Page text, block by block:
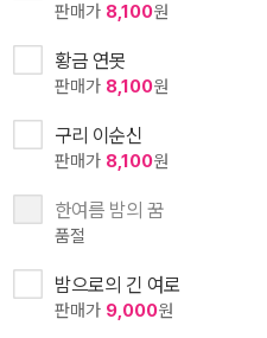
판매가 8,100원
황금 연못
판매가 8,100원
구리 이순신
판매가 8,100원
한여름 밤의 꿈
품절
밤으로의 긴 여로
판매가 9,000원